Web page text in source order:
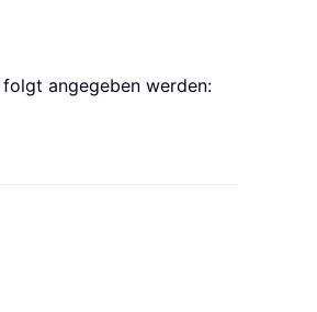
folgt angegeben werden: